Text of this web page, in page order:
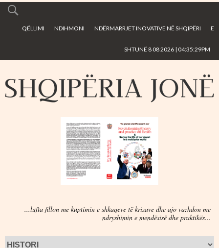
main
QËLLIMI NDIHMONI NDËRMARRJET INOVATIVE NË SHQIPËRI E
SHTUNË 8 08 2026 | 04:35:29PM
...lufta fillon me kuptimin e shkaqeve të krizave dhe ajo vazhdon me
ndryshimin e mendësisë dhe praktikës...